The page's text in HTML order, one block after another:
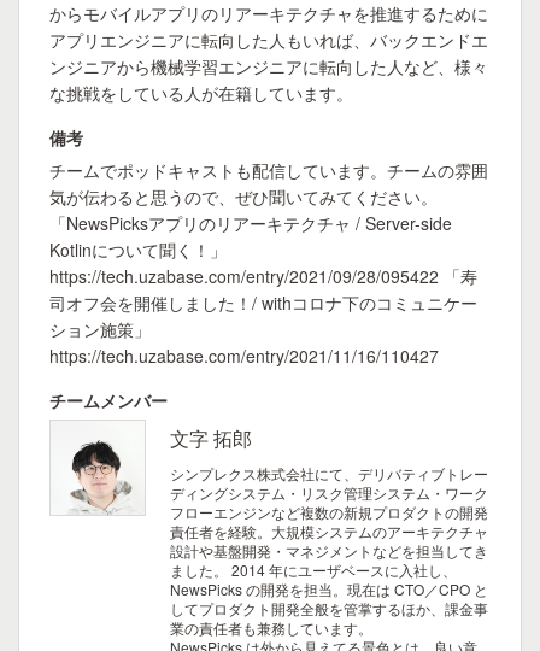
からモバイルアプリのリアーキテクチャを推進するために
アプリエンジニアに転向した人もいれば、バックエンドエ
ンジニアから機械学習エンジニアに転向した人など、様々
な挑戦をしている人が在籍しています。
備考
チームでポッドキャストも配信しています。チームの雰囲
気が伝わると思うので、ぜひ聞いてみてください。
「NewsPicksアプリのリアーキテクチャ / Server-side
Kotlinについて聞く！」
https://tech.uzabase.com/entry/2021/09/28/095422 「寿
司オフ会を開催しました！/ withコロナ下のコミュニケー
ション施策」
https://tech.uzabase.com/entry/2021/11/16/110427
チームメンバー
文字 拓郎
シンプレクス株式会社にて、デリバティブトレー
ディングシステム・リスク管理システム・ワーク
フローエンジンなど複数の新規プロダクトの開発
責任者を経験。大規模システムのアーキテクチャ
設計や基盤開発・マネジメントなどを担当してき
ました。 2014 年にユーザベースに入社し、
NewsPicks の開発を担当。現在は CTO／CPO と
してプロダクト開発全般を管掌するほか、課金事
業の責任者も兼務しています。
NewsPicks は外から見えてる景色とは、良い意